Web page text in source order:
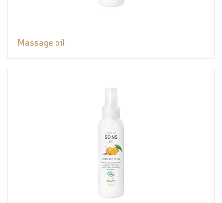
Massage oil